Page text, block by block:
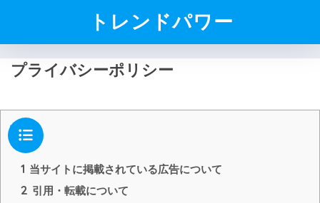
トレンドパワー
プライバシーポリシー
目次
1 当サイトに掲載されている広告について
2 引用・転載について